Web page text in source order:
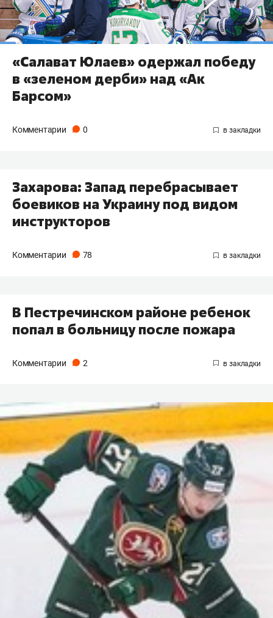
«Салават Юлаев» одержал победу
в «зеленом дерби» над «Ак
Барсом»
Комментарии 0
Захарова: Запад перебрасывает
боевиков на Украину под видом
инструкторов
Комментарии 78
В Пестречинском районе ребенок
попал в больницу после пожара
Комментарии 2